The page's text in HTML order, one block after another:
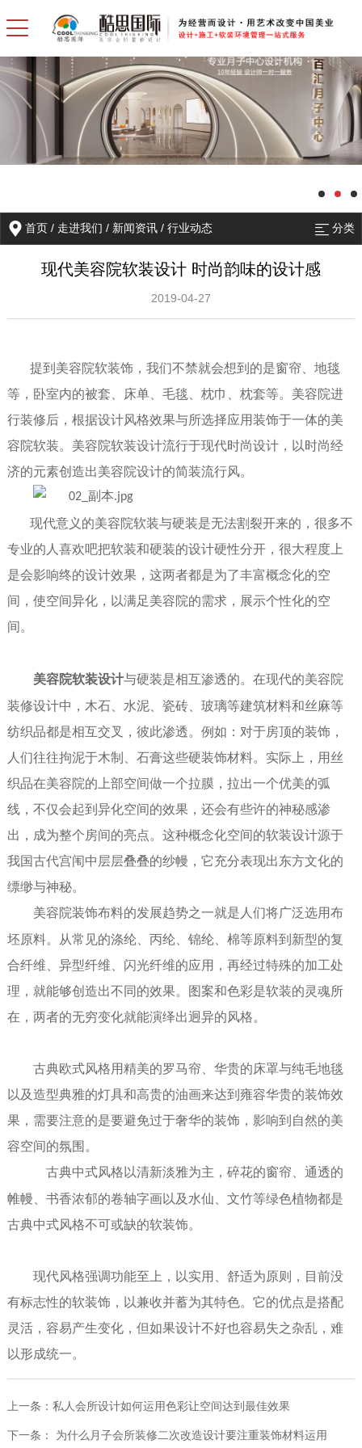
首页 / 走进我们 / 新闻资讯 /行业动态 分类
现代美容院软装设计 时尚韵味的设计感
2019-04-27
提到美容院软装饰， 我们不禁就会想到的是窗帘、地毯
等，卧室内的被套、床单、毛毯、枕巾、枕套等。美容院进
行装修后，根据设计风格效果与所选择应用装饰于一体的美
容院软装。 美容院软装设计流行于现代时尚设计， 以时尚经
济的元素创造出美容院设计的简装流行风。
现代意义的美容院软装与硬装是无法割裂开来的 ， 很多不
专业的 人 喜欢吧把软装和硬装的设计硬性分开，很大程度上
是会影响终的设计效果， 这两者都是为了丰富概念化的空
间，使空间异化，以满足美容院的需求，展示个性化的空
间 。
美容院软装设计与硬装是相互渗透的。在现代的美容院
装修设计中，木石、水泥、瓷砖、玻璃等建筑材料和丝麻等
纺织品都是相互交叉，彼此渗透。 例如：对于房顶的装饰，
人们往往拘泥于木制、石膏这些硬装饰材料。实际上，用丝
织品在美容院的上部空间做一个拉膜，拉出一个优美的弧
线，不仅会起到异化空间的效果，还会有些许的神秘感渗
出，成为整个房间的亮点。这种概念化空间的软装设计源于
我国古代宫闱中层层叠叠的纱幔，它充分表现出东方文化的
缥缈与神秘。
美容院装饰布料的发展趋势之一就是人们将广泛选用布
坯原料。从常见的涤纶、丙纶、锦纶、棉等原料到新型的复
合纤维、异型纤维、闪光纤维的应用，再经过特殊的加工处
理，就能够创造出不同的效果。图案和色彩是软装的灵魂所
在，两者的无穷变化就能演绎出迥异的风格。
古典欧式风格用精美的罗马帘、华贵的床罩与纯毛地毯
以及造型典雅的灯具和高贵的油画来达到雍容华贵的装饰效
果， 需要注意的是要避免过于奢华的装饰 ，影响到 自然的美
容空间的氛围 。
古典中式风格 以清新淡雅为主，碎花的窗帘、通透的
帷幔、书香浓郁的卷轴字画以及水仙、文竹等绿色植物都是
古典中式风格不可或缺的软装饰。
现代风格强调功能至上，以实用、舒适为原则， 目前没
有标志性的软装饰，以兼收并蓄为其特色。它的优点是搭配
灵活，容易产生变化，但如果设计不好也容易失之杂乱，难
以形成统一。
上一条： 私人会所设计如何运用色彩让空间达到最佳效果
下一条： 为什么月子会所装修二次改造设计要注重装饰材料运用